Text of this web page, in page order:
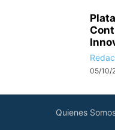
05/10/
Quienes